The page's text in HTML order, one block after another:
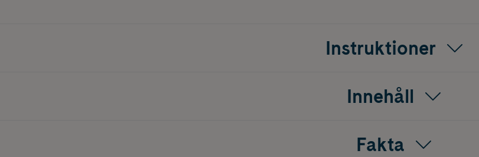
Instruktioner
Innehåll
Fakta